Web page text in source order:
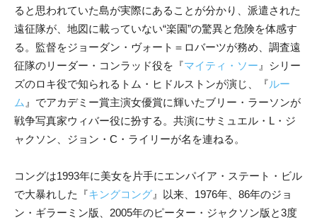
ると思われていた島が実際にあることが分かり、派遣された
遠征隊が、地図に載っていない“楽園”の驚異と危険を体感す
る。監督をジョーダン・ヴォート＝ロバーツが務め、調査遠
征隊のリーダー・コンラッド役を『マイティ・ソー 』シリー
ズのロキ役で知られるトム・ヒドルストンが演じ、『ルー
ム 』でアカデミー賞主演女優賞に輝いたブリー・ラーソンが
戦争写真家ウィバー役に扮する。共演にサミュエル・L・ジ
ャクソン、ジョン・C・ライリーが名を連ねる。
コングは1993年に美女を片手にエンパイア・ステート・ビル
で大暴れした『キングコング 』以来、1976年、86年のジョ
ン・ギラーミン版、2005年のピーター・ジャクソン版と3度